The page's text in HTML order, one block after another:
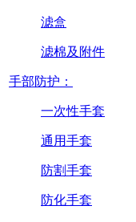
滤盒
滤棉及附件
手部防护：
一次性手套
通用手套
防割手套
防化手套